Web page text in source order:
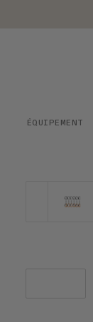
ÉQUIPEMENT